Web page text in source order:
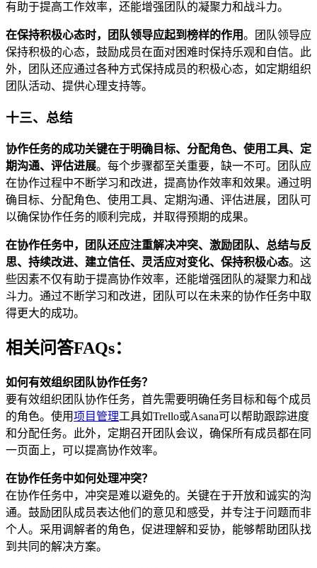
有助于提高工作效率，还能增强团队的凝聚力和战斗力。
在保持积极心态时，团队领导应起到榜样的作用。团队领导应
保持积极的心态，鼓励成员在面对困难时保持乐观和自信。此
外，团队还应通过各种方式保持成员的积极心态，如定期组织
团队活动、提供心理支持等。
十三、总结
协作任务的成功关键在于明确目标、分配角色、使用工具、定
期沟通、评估进展。每个步骤都至关重要，缺一不可。团队应
在协作过程中不断学习和改进，提高协作效率和效果。通过明
确目标、分配角色、使用工具、定期沟通、评估进展，团队可
以确保协作任务的顺利完成，并取得预期的成果。
在协作任务中，团队还应注重解决冲突、激励团队、总结与反
思、持续改进、建立信任、灵活应对变化、保持积极心态。这
些因素不仅有助于提高协作效率，还能增强团队的凝聚力和战
斗力。通过不断学习和改进，团队可以在未来的协作任务中取
得更大的成功。
相关问答FAQs：
如何有效组织团队协作任务？
要有效组织团队协作任务，首先需要明确任务目标和每个成员
的角色。使用项目管理工具如Trello或Asana可以帮助跟踪进度
和分配任务。此外，定期召开团队会议，确保所有成员都在同
一页面上，可以提高协作效率。
在协作任务中如何处理冲突？
在协作任务中，冲突是难以避免的。关键在于开放和诚实的沟
通。鼓励团队成员表达他们的意见和感受，并专注于问题而非
个人。采用调解者的角色，促进理解和妥协，能够帮助团队找
到共同的解决方案。